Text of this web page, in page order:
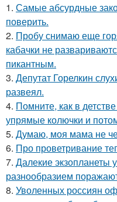
1. Самые абсурдные
поверить.
2. Пробу снимаю еще
кабачки не
пикантным.
3. Депутат Горелкин
развеял.
4. Помните, как в
упрямые колючки и
5. Думаю, моя мама не
6. Про проветривание
7. Далекие экзопланеты
разнообразием
8. Уволенных россиян